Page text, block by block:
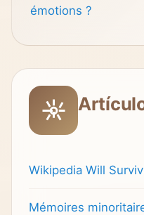
émotions ?
Wikipedia Will
Mémoires